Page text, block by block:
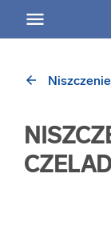
USŁUGI
arrow_back